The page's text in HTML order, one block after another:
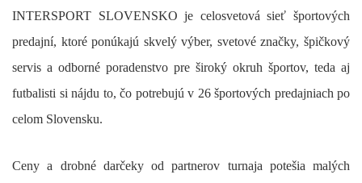
INTERSPORT SLOVENSKO je celosvetová sieť športových
predajní, ktoré ponúkajú skvelý výber, svetové značky, špičkový
servis a odborné poradenstvo pre široký okruh športov, teda aj
futbalisti si nájdu to, čo potrebujú v 26 športových predajniach po
celom Slovensku.
Ceny a drobné darčeky od partnerov turnaja potešia malých